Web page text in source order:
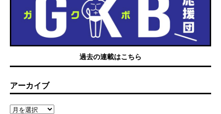
過去の連載はこちら
アーカイブ